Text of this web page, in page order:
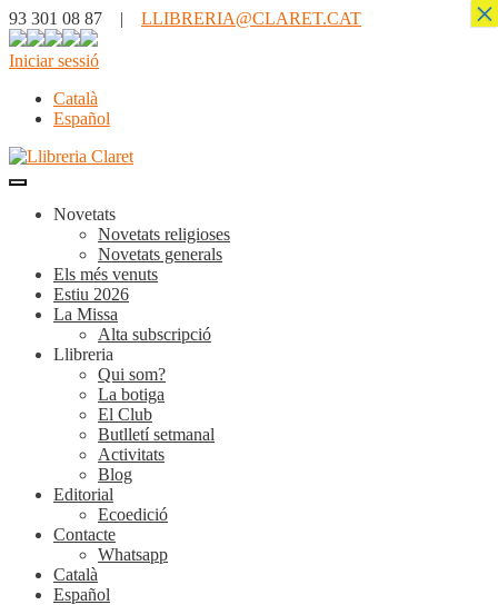
93 301 08 87 | LLIBRERIA@CLARET.CAT
Iniciar sessió
Català
Español
Novetats
Novetats religioses
Novetats generals
Els més venuts
Estiu 2026
La Missa
Alta subscripció
Llibreria
Qui som?
La botiga
El Club
Butlletí setmanal
Activitats
Blog
Editorial
Ecoedició
Contacte
Whatsapp
Català
Español
×